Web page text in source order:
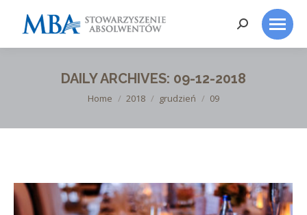
Search:
DAILY ARCHIVES: 09-12-2018
You are here:
Home 2018 grudzień 09